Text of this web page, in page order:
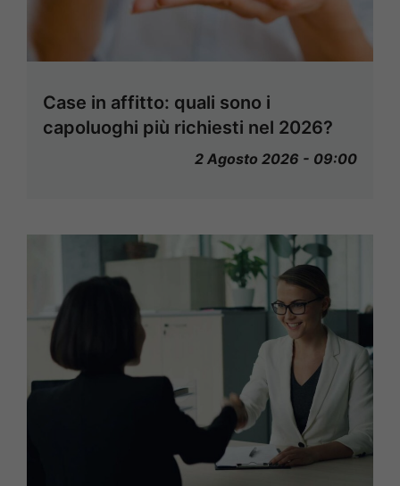
Case in affitto: quali sono i
capoluoghi più richiesti nel 2026?
2 Agosto 2026 - 09:00